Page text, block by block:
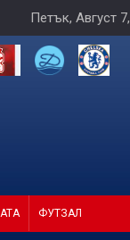
Петък, Август
ФУТЗАЛ